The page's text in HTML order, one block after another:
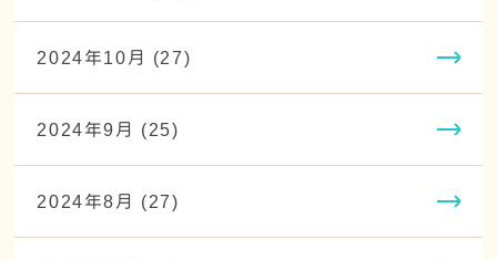
2024年10月 (27)
2024年9月 (25)
2024年8月 (27)